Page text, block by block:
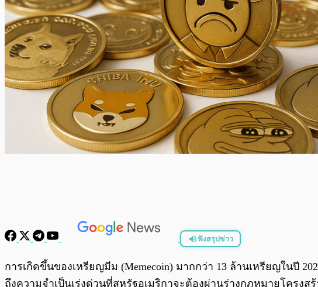
ฟังสรุปข่าว
พร้อมเล่น
การเกิดขึ้นของเหรียญมีม (Memecoin) มากกว่า 13 ล้านเหรียญในปี
ถึงความจำเป็นเร่งด่วนที่สหรัฐอเมริกาจะต้องผ่านร่างกฎหมายโครง